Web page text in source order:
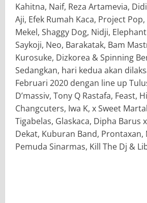
Kahitna, Naif, Reza Artamevia,
Aji, Efek Rumah Kaca, Project
Mekel, Shaggy Dog, Nidji,
Saykoji, Neo, Barakatak, Bam
Kurosuke, Dizkorea & Spinning
Sedangkan, hari kedua akan
Februari 2020 dengan line up
D’massiv, Tony Q Rastafa, Feast,
Changcuters, Iwa K, x Sweet
Tigabelas, Glaskaca, Dipha Barus
Dekat, Kuburan Band, Prontaxan,
Pemuda Sinarmas, Kill The Dj &